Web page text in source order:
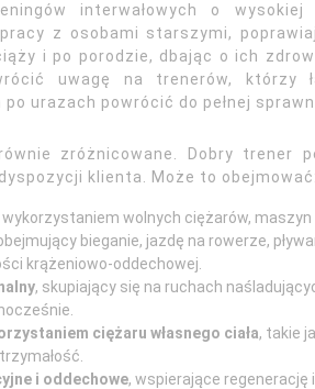
interwałowych o
z osobami starszymi,
i po porodzie, dbając o ich
uwagę na trenerów, którzy
urazach powrócić do pełnej
zróżnicowane. Dobry trener
klienta. Może to obejmować:
wykorzystaniem wolnych ciężarów, maszyn
bieganie, jazdę na rowerze,
krążeniowo-oddechowej.
, skupiający się na ruchach
ciężaru własnego ciała, takie
i oddechowe, wspierające regenerację